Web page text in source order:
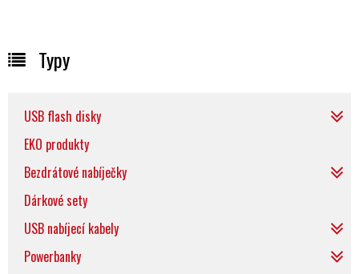
Typy
USB flash disky
EKO produkty
Bezdrátové nabíječky
Dárkové sety
USB nabíjecí kabely
Powerbanky